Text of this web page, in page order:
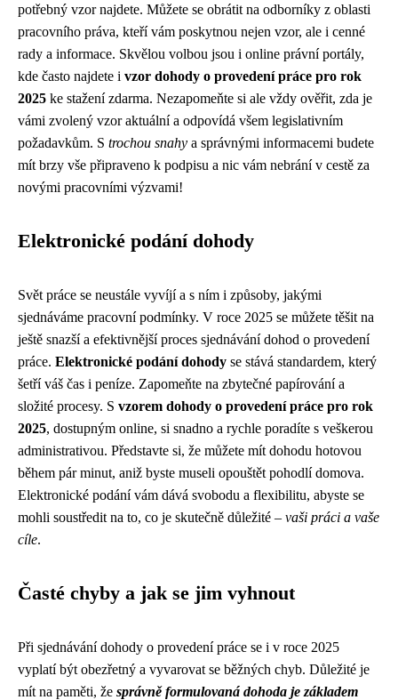
potřebný vzor najdete. Můžete se obrátit na odborníky z oblasti
pracovního práva, kteří vám poskytnou nejen vzor, ale i cenné
rady a informace. Skvělou volbou jsou i online právní portály,
kde často najdete i vzor dohody o provedení práce pro rok
2025 ke stažení zdarma. Nezapomeňte si ale vždy ověřit, zda je
vámi zvolený vzor aktuální a odpovídá všem legislativním
požadavkům. S trochou snahy a správnými informacemi budete
mít brzy vše připraveno k podpisu a nic vám nebrání v cestě za
novými pracovními výzvami!
Elektronické podání dohody
Svět práce se neustále vyvíjí a s ním i způsoby, jakými
sjednáváme pracovní podmínky. V roce 2025 se můžete těšit na
ještě snazší a efektivnější proces sjednávání dohod o provedení
práce. Elektronické podání dohody se stává standardem, který
šetří váš čas i peníze. Zapomeňte na zbytečné papírování a
složité procesy. S vzorem dohody o provedení práce pro rok
2025, dostupným online, si snadno a rychle poradíte s veškerou
administrativou. Představte si, že můžete mít dohodu hotovou
během pár minut, aniž byste museli opouštět pohodlí domova.
Elektronické podání vám dává svobodu a flexibilitu, abyste se
mohli soustředit na to, co je skutečně důležité – vaši práci a vaše
cíle.
Časté chyby a jak se jim vyhnout
Při sjednávání dohody o provedení práce se i v roce 2025
vyplatí být obezřetný a vyvarovat se běžných chyb. Důležité je
mít na paměti, že správně formulovaná dohoda je základem